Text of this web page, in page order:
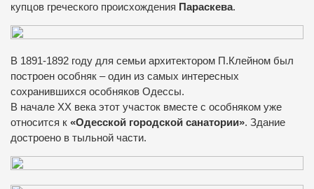
купцов греческого происхождения Параскева.
В 1891-1892 году для семьи архитектором П.Клейном был
построен особняк – один из самых интересных
сохранившихся особняков Одессы.
В начале XX века этот участок вместе с особняком уже
относится к «Одесской городской санатории». Здание
достроено в тыльной части.